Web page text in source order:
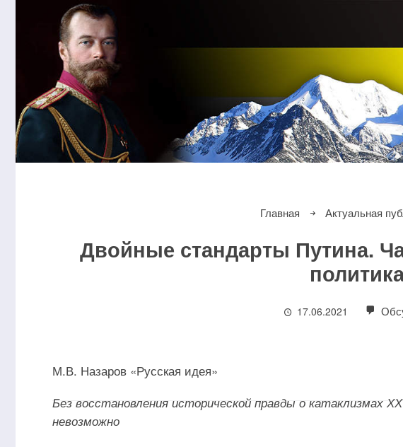
Главная Актуальная
Двойные стандарты Путина.
17.06.2021
М.В. Назаров «Русская идея»
Без восстановления исторической правды о катаклизмах
невозможно